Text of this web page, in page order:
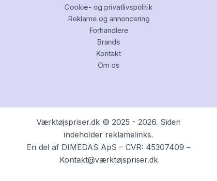
Cookie- og privatlivspolitik
Reklame og annoncering
Forhandlere
Brands
Kontakt
Om os
Værktøjspriser.dk © 2025 - 2026. Siden
indeholder reklamelinks.
En del af DIMEDAS ApS – CVR: 45307409 –
Kontakt@værktøjspriser.dk